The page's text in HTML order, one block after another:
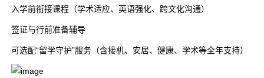
入学前衔接课程（学术适应、英语强化、跨文化沟通）
签证与行前准备辅导
可选配“留学守护”服务（含接机、安居、健康、学术等全年支持）